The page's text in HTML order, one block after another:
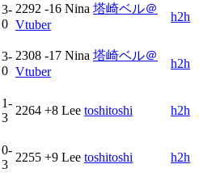
3-
0
2292 -16 Nina 塔崎ベル＠
Vtuber
h2h
3-
0
2308 -17 Nina 塔崎ベル＠
Vtuber
h2h
1-
3
2264 +8 Lee toshi‎‎toshi h2h
0-
3
2255 +9 Lee toshi‎‎toshi h2h